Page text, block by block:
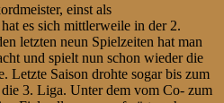
einst als
es sich mittlerweile in der 2.
letzten neun Spielzeiten hat man
und spielt nun schon wieder die
Letzte Saison drohte sogar bis zum
3. Liga. Unter dem vom Co- zum